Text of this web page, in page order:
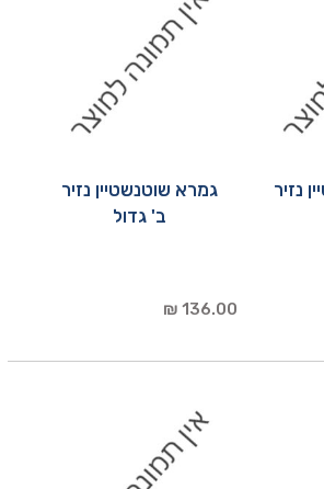
נזיר
גמרא שוטנשטיין נזיר
ב' גדול
136.00 ₪